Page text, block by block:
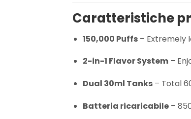
Caratteristiche
150,000 Puffs– Extremely
2-in-1 Flavor System–
Dual 30ml Tanks– Total
Batteria ricaricabile–